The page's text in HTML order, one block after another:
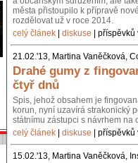
města přistoupilo k přípravě
rozdělovat už v roce 2014.
celý článek
diskuse |
21.02.'13, Martina Vaněčková,
Drahé gumy z
čtyř dnů
Spis, jehož obsahem je
korun, nyní uzavírá strakonický
státnímu zástupci s návrhem na
celý článek
diskuse |
15.02.'13, Martina Vaněčková,